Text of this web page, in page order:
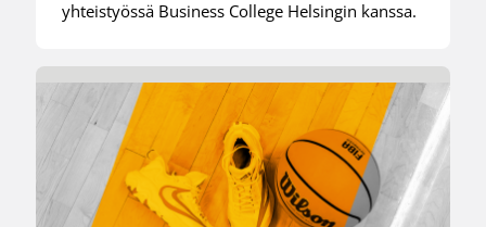
yhteistyössä Business College Helsingin kanssa.